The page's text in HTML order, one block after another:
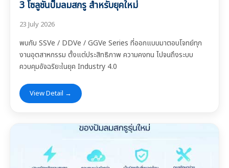
3 โซลูชันปั๊มลมสกรู สำหรับยุคใหม่
23 July 2026
พบกับ SSVe / DDVe / GGVe Series ที่ออกแบบมาตอบโจทย์ทุก
งานอุตสาหกรรม ตั้งแต่ประสิทธิภาพ ความคงทน ไปจนถึงระบบ
ควบคุมอัจฉริยะในยุค Industry 4.0
View Detail →